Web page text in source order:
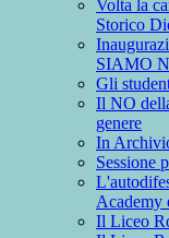
Volta la
Storico
SIAMO
Gli
Il NO
genere
In
Sessione
Academy
Il Liceo